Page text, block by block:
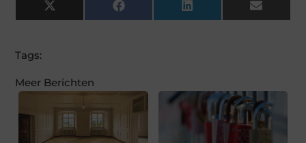
X
(Twitter)
Facebook LinkedIn Email
Tags:
Meer Berichten